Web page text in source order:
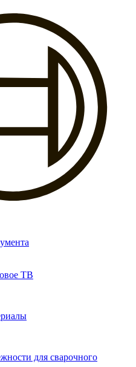
ТВ
для сварочного